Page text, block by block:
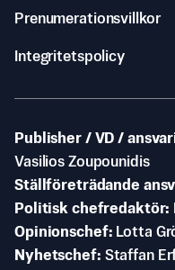
Prenumerationsvillkor
Integritetspolicy
Publisher / VD /
Vasilios Zoupounidis
Ställföreträdande
Politisk chefredaktör
Opinionschef
Lotta
Nyhetschef Staffan